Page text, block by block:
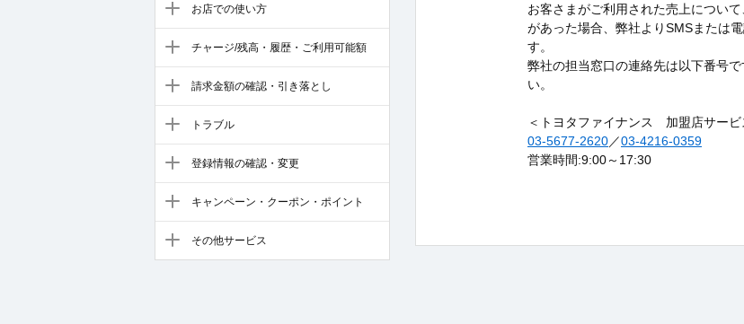
お店での使い方
チャージ/残高・履歴・ご利用可能額
請求金額の確認・引き落とし
トラブル
登録情報の確認・変更
キャンペーン・クーポン・ポイント
その他サービス
お客さまがご利用された売上につい
があった場合、弊社よりSMSまたは
す。
弊社の担当窓口の連絡先は以下番号
い。
＜トヨタファイナンス 加盟店サービ
03-5677-2620／03-4216-0359
営業時間:9:00～17:30